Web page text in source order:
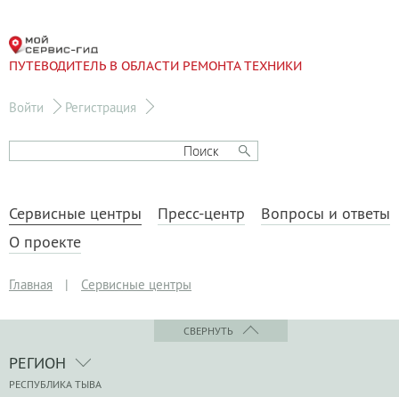
ПУТЕВОДИТЕЛЬ В ОБЛАСТИ РЕМОНТА ТЕХНИКИ
Войти Регистрация
Сервисные центры Пресс-центр
Вопросы и ответы
О проекте
Главная | Сервисные центры
СВЕРНУТЬ
РЕГИОН
РЕСПУБЛИКА ТЫВА